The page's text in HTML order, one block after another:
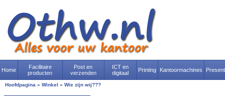
Home
Facilitaire
producten
Post en
verzenden
ICT en
digitaal
Printing Kantoormachines
Hoofdpagina » Winkel » Wie zijn wij???